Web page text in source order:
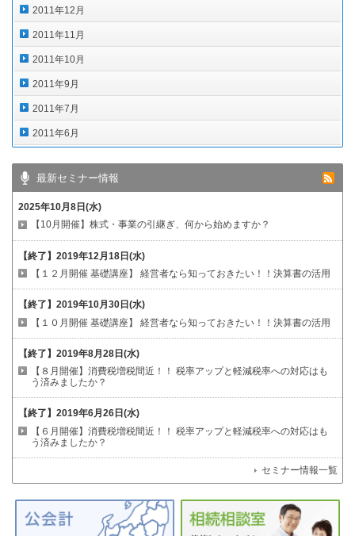
2011年12月
2011年11月
2011年10月
2011年9月
2011年7月
2011年6月
最新セミナー情報
2025年10月8日(水)
【10月開催】株式・事業の引継ぎ、何から始めますか？
【終了】 2019年12月18日(水)
【１２月開催 基礎講座】 経営者なら知っておきたい！！決算書の活用
【終了】 2019年10月30日(水)
【１０月開催 基礎講座】 経営者なら知っておきたい！！決算書の活用
【終了】 2019年8月28日(水)
【８月開催】消費税増税間近！！ 税率アップと軽減税率への対応はも
う済みましたか？
【終了】 2019年6月26日(水)
【６月開催】消費税増税間近！！ 税率アップと軽減税率への対応はも
う済みましたか？
セミナー情報一覧